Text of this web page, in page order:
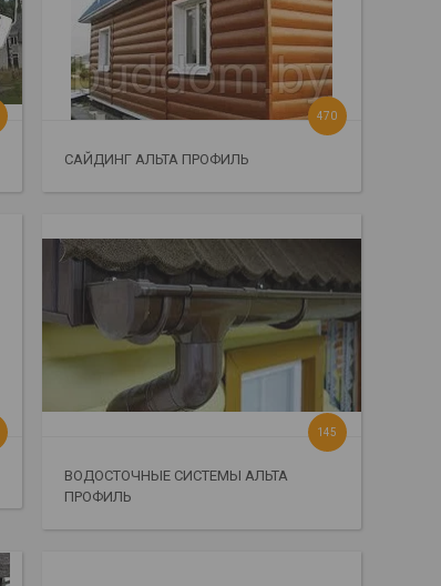
САЙДИНГ АЛЬТА ПРОФИЛЬ
470
ВОДОСТОЧНЫЕ СИСТЕМЫ АЛЬТА
ПРОФИЛЬ
145